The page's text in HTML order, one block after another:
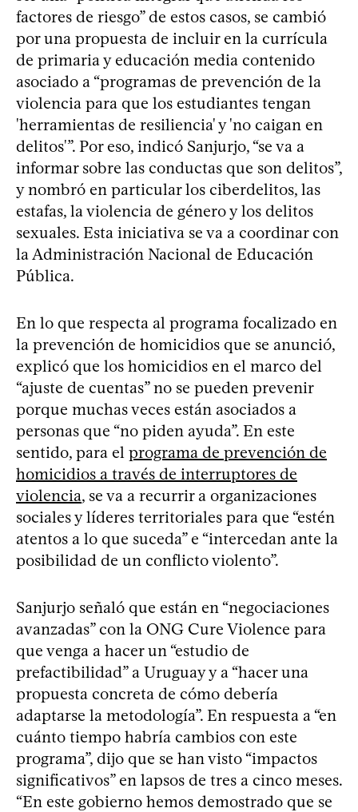
factores de riesgo” de estos casos, se cambió
por una propuesta de incluir en la currícula
de primaria y educación media contenido
asociado a “programas de prevención de la
violencia para que los estudiantes tengan
'herramientas de resiliencia' y 'no caigan en
delitos'”. Por eso, indicó Sanjurjo, “se va a
informar sobre las conductas que son delitos”,
y nombró en particular los ciberdelitos, las
estafas, la violencia de género y los delitos
sexuales. Esta iniciativa se va a coordinar con
la Administración Nacional de Educación
Pública.
En lo que respecta al programa focalizado en
la prevención de homicidios que se anunció,
explicó que los homicidios en el marco del
“ajuste de cuentas” no se pueden prevenir
porque muchas veces están asociados a
personas que “no piden ayuda”. En este
sentido, para el programa de prevención de
homicidios a través de interruptores de
violencia, se va a recurrir a organizaciones
sociales y líderes territoriales para que “estén
atentos a lo que suceda” e “intercedan ante la
posibilidad de un conflicto violento”.
Sanjurjo señaló que están en “negociaciones
avanzadas” con la ONG Cure Violence para
que venga a hacer un “estudio de
prefactibilidad” a Uruguay y a “hacer una
propuesta concreta de cómo debería
adaptarse la metodología”. En respuesta a “en
cuánto tiempo habría cambios con este
programa”, dijo que se han visto “impactos
significativos” en lapsos de tres a cinco meses.
“En este gobierno hemos demostrado que se